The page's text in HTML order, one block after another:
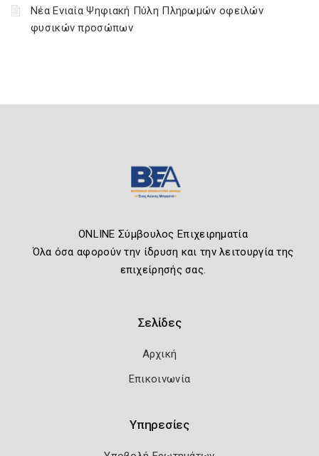
Νέα Ενιαία Ψηφιακή Πύλη Πληρωμών οφειλών
φυσικών προσώπων
ONLINE Σύμβουλος Επιχειρηματία
Όλα όσα αφορούν την ίδρυση και την λειτουργία της
επιχείρησής σας.
Σελίδες
Αρχική
Επικοινωνία
Υπηρεσίες